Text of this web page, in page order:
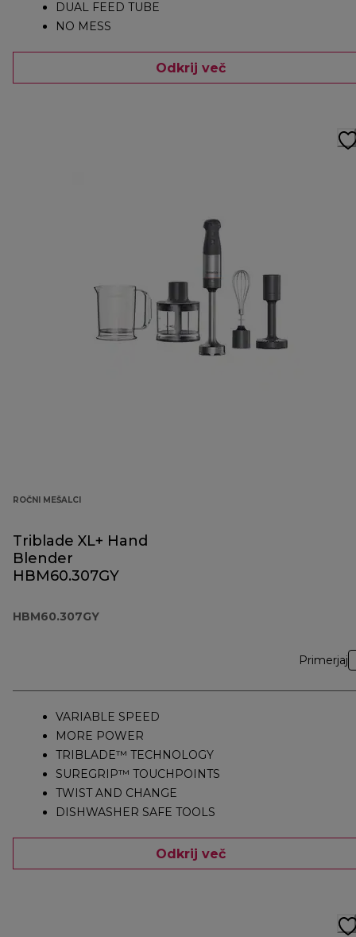
DUAL FEED TUBE
NO MESS
Odkrij več
ROČNI MEŠALCI
Triblade XL+ Hand
Blender
HBM60.307GY
HBM60.307GY
Primerjaj
VARIABLE SPEED
MORE POWER
TRIBLADE™ TECHNOLOGY
SUREGRIP™ TOUCHPOINTS
TWIST AND CHANGE
DISHWASHER SAFE TOOLS
Odkrij več